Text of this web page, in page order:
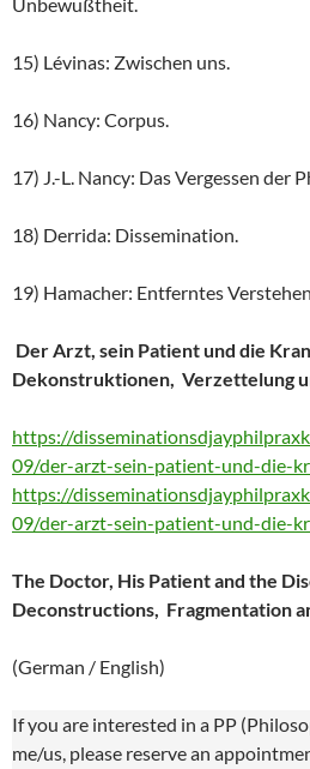
15) Lévinas: Zwischen uns.
16) Nancy: Corpus.
17) J.-L. Nancy: Das Vergessen der
18) Derrida: Dissemination.
19) Hamacher: Entferntes
Der Arzt, sein Patient und die
Dekonstruktionen, Verzettelung
https://
09/der-arzt-sein-patient-und-die-
https://
09/der-arzt-sein-patient-und-die-
The Doctor, His Patient and the
Deconstructions, Fragmentation
(German / English)
If you are interested in a PP
me/us, please reserve an